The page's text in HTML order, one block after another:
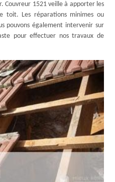
Couvreur 1521 veille à apporter les
toit. Les réparations minimes ou
pouvons également intervenir sur
pour effectuer nos travaux de